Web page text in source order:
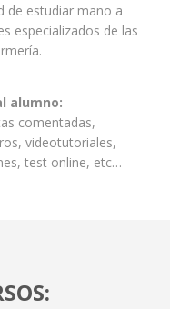
de estudiar mano a
especializados de las
alumno:
comentadas,
videotutoriales,
test online, etc…